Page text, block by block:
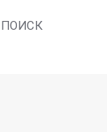
ПОИСК